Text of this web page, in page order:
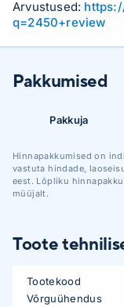
Arvustused:
q=2450+review
Pakkumised
Pakkuja
Hinnapakkumised on
vastuta hindade,
eest. Lõpliku
müüjalt.
Toote
Tootekood
Võrguühendus